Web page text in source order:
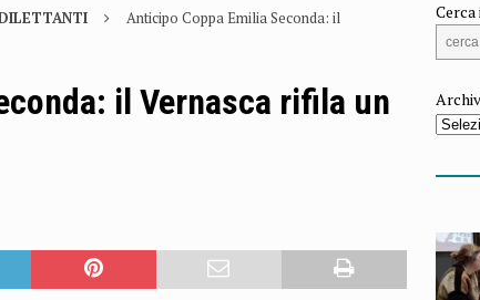
Anticipo Coppa Emilia Seconda: il
il Vernasca rifila un